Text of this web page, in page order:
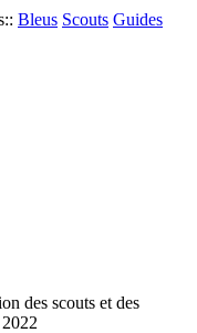
Bleus Scouts Guides
des scouts et des